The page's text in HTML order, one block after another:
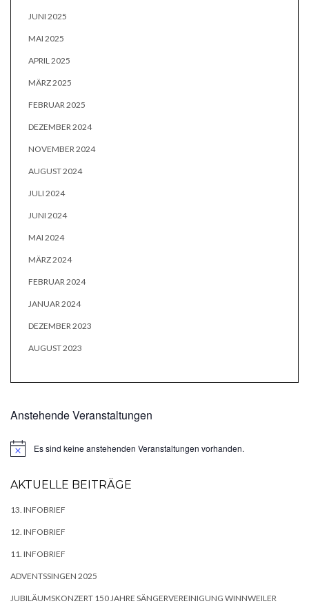
JUNI 2025
MAI 2025
APRIL 2025
MÄRZ 2025
FEBRUAR 2025
DEZEMBER 2024
NOVEMBER 2024
AUGUST 2024
JULI 2024
JUNI 2024
MAI 2024
MÄRZ 2024
FEBRUAR 2024
JANUAR 2024
DEZEMBER 2023
AUGUST 2023
Anstehende Veranstaltungen
HinweisEs sind keine anstehenden Veranstaltungen vorhanden.
AKTUELLE BEITRÄGE
13. INFOBRIEF
12. INFOBRIEF
11. INFOBRIEF
ADVENTSSINGEN 2025
JUBILÄUMSKONZERT 150 JAHRE SÄNGERVEREINIGUNG WINNWEILER